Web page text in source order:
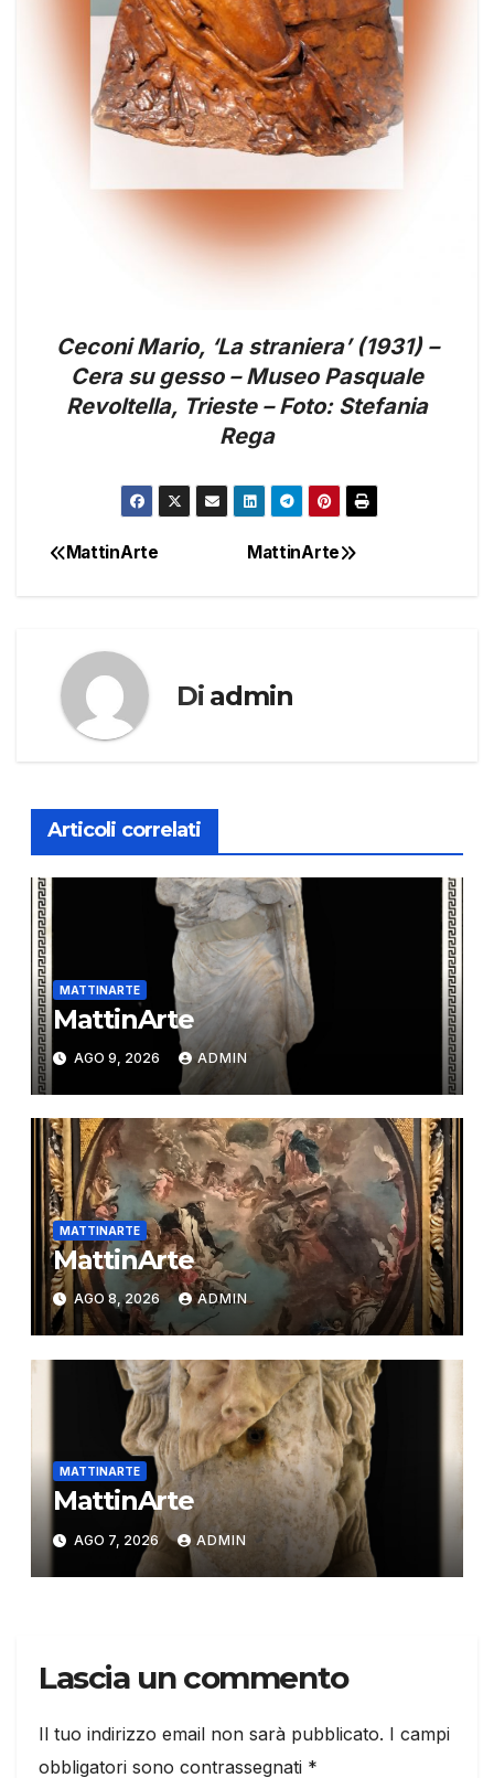
Ceconi Mario, ‘La straniera’ (1931) –
Cera su gesso – Museo Pasquale
Revoltella, Trieste – Foto: Stefania
Rega
NavigazioneMattinArte
MattinArte
Di admin
Articoli correlati
MATTINARTE
MattinArte
AGO 9, 2026 ADMIN
MATTINARTE
MattinArte
AGO 8, 2026 ADMIN
MATTINARTE
MattinArte
AGO 7, 2026 ADMIN
Lascia un commento
Il tuo indirizzo email non sarà pubblicato. I campi
obbligatori sono contrassegnati *